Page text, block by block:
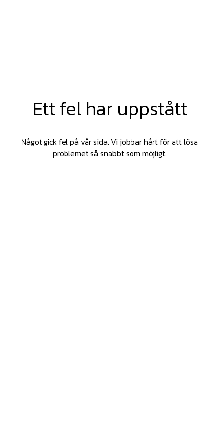
Ett fel har uppstått
Något gick fel på vår sida. Vi jobbar hårt för att lösa
problemet så snabbt som möjligt.